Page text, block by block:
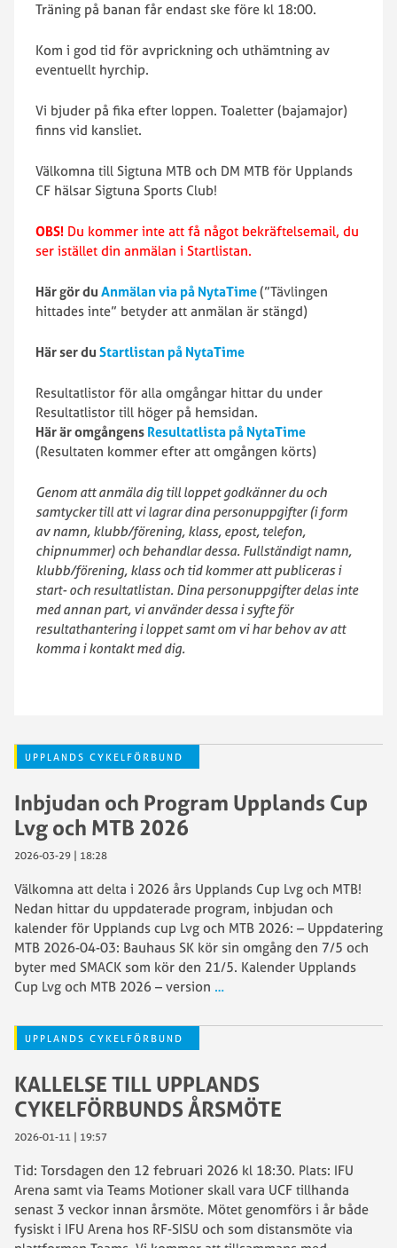
Träning på banan får endast ske före kl 18:00.
Kom i god tid för avprickning och uthämtning av
eventuellt hyrchip.
Vi bjuder på fika efter loppen. Toaletter (bajamajor)
finns vid kansliet.
Välkomna till Sigtuna MTB och DM MTB för Upplands
CF hälsar Sigtuna Sports Club!
OBS! Du kommer inte att få något bekräftelsemail, du
ser istället din anmälan i Startlistan.
Här gör du Anmälan via på NytaTime(”Tävlingen
hittades inte” betyder att anmälan är stängd)
Här ser du Startlistan på NytaTime
Resultatlistor för alla omgångar hittar du under
Resultatlistor till höger på hemsidan.
Här är omgångens Resultatlista på NytaTime
(Resultaten kommer efter att omgången körts)
Genom att anmäla dig till loppet godkänner du och
samtycker till att vi lagrar dina personuppgifter (i form
av namn, klubb/förening, klass, epost, telefon,
chipnummer) och behandlar dessa. Fullständigt namn,
klubb/förening, klass och tid kommer att publiceras i
start- och resultatlistan. Dina personuppgifter delas inte
med annan part, vi använder dessa i syfte för
resultathantering i loppet samt om vi har behov av att
komma i kontakt med dig.
UPPLANDS CYKELFÖRBUND
Inbjudan och Program Upplands Cup
Lvg och MTB 2026
2026-03-29 | 18:28
Välkomna att delta i 2026 års Upplands Cup Lvg och MTB!
Nedan hittar du uppdaterade program, inbjudan och
kalender för Upplands cup Lvg och MTB 2026: – Uppdatering
MTB 2026-04-03: Bauhaus SK kör sin omgång den 7/5 och
byter med SMACK som kör den 21/5. Kalender Upplands
Cup Lvg och MTB 2026 – version …
UPPLANDS CYKELFÖRBUND
KALLELSE TILL UPPLANDS
CYKELFÖRBUNDS ÅRSMÖTE
2026-01-11 | 19:57
Tid: Torsdagen den 12 februari 2026 kl 18:30. Plats: IFU
Arena samt via Teams Motioner skall vara UCF tillhanda
senast 3 veckor innan årsmöte. Mötet genomförs i år både
fysiskt i IFU Arena hos RF-SISU och som distansmöte via